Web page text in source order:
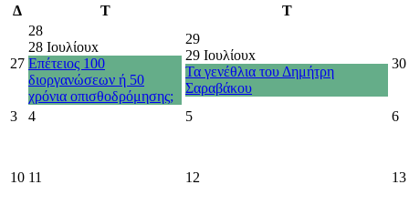
Δ Τ Τ
27
28
28 Ιουλίουx
Επέτειος 100
διοργανώσεων ή 50
χρόνια οπισθοδρόμησης;
29
29 Ιουλίουx
Τα γενέθλια του Δημήτρη
Σαραβάκου
30
3 4 5 6
10 11 12 13